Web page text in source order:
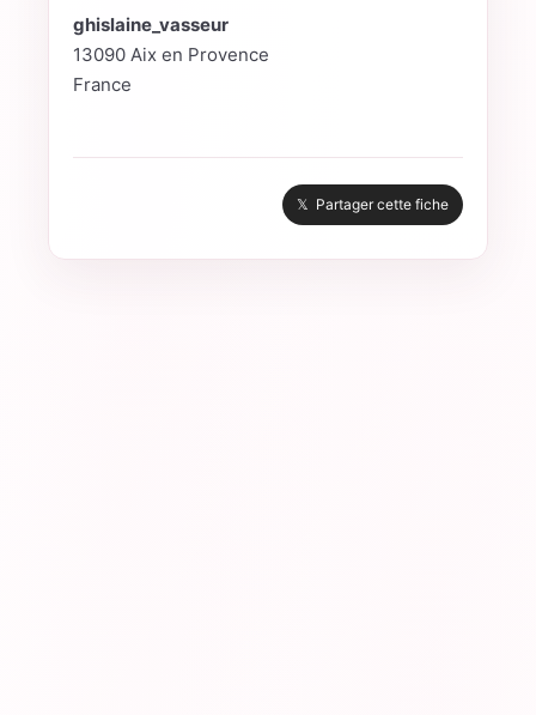
ghislaine_vasseur
13090 Aix en Provence
France
𝕏 Partager cette fiche